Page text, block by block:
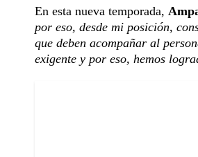
En esta nueva temporada,
por eso, desde mi posición,
que deben acompañar al
exigente y por eso, hemos